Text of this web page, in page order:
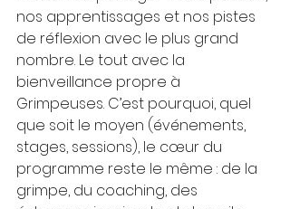
nos apprentissages et nos pistes
de réflexion avec le plus grand
nombre. Le tout avec la
bienveillance propre à
Grimpeuses. C’est pourquoi, quel
que soit le moyen (événements,
stages, sessions), le cœur du
programme reste le même : de la
grimpe, du coaching, des